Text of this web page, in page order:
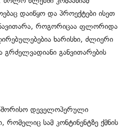
დაიწყო და პროექტები ისეთ
როგორიცაა ფლორიდა
ხარისხი, ძლიერი
განვითარების
დეველოპერული
რომელიც სამ კონტინენტზე ქმნის